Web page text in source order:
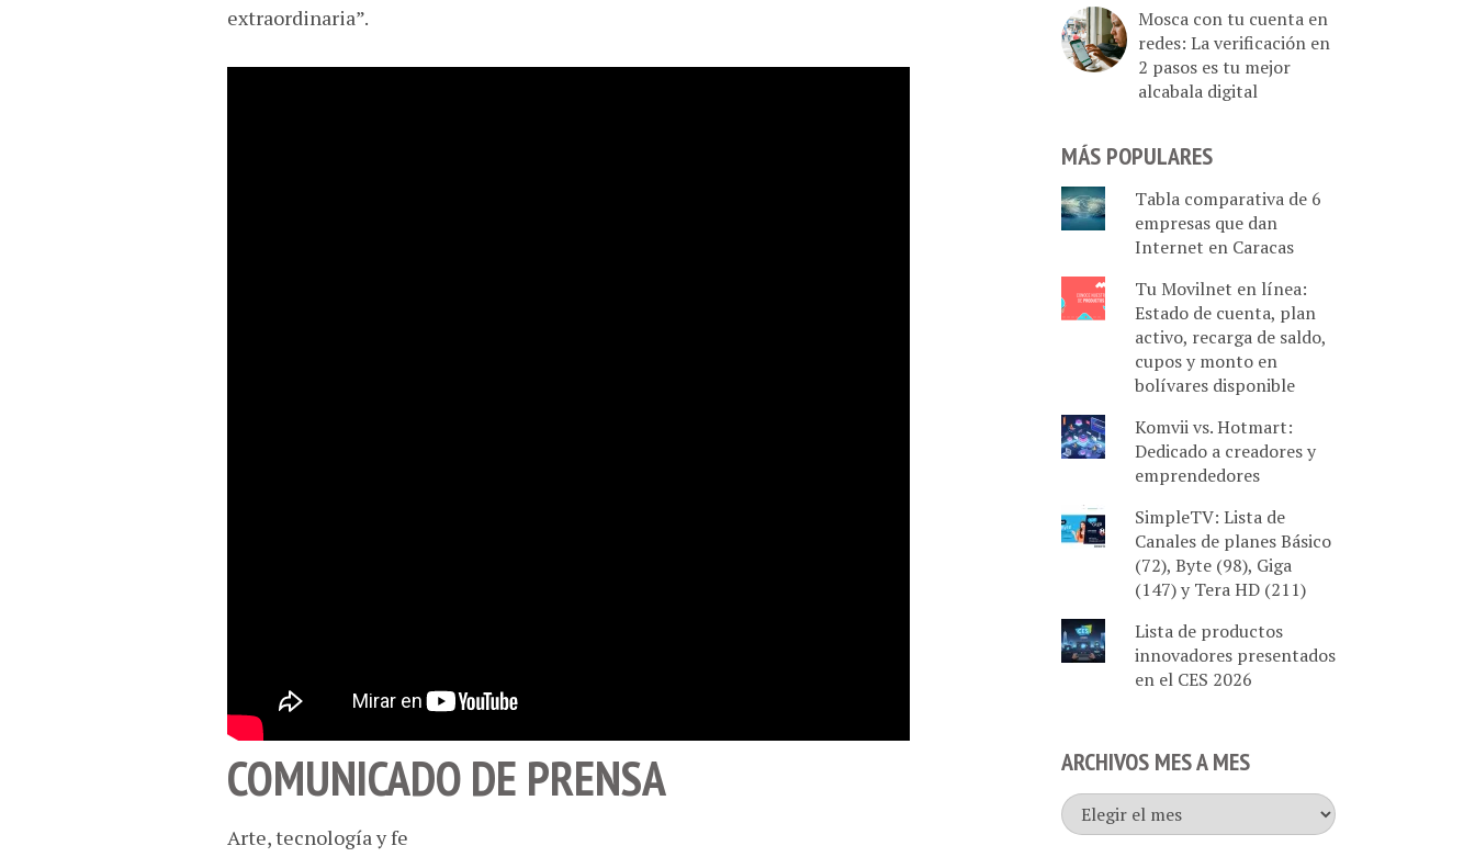
extraordinaria”.
COMUNICADO DE PRENSA
Arte, tecnología y fe
Mosca con tu cuenta en
redes: La verificación en
2 pasos es tu mejor
alcabala digital
MÁS POPULARES
Tabla comparativa de 6
empresas que dan
Internet en Caracas
Tu Movilnet en línea:
Estado de cuenta, plan
activo, recarga de saldo,
cupos y monto en
bolívares disponible
Komvii vs. Hotmart:
Dedicado a creadores y
emprendedores
SimpleTV: Lista de
Canales de planes Básico
(72), Byte (98), Giga
(147) y Tera HD (211)
Lista de productos
innovadores presentados
en el CES 2026
ARCHIVOS MES A MES
Archivos
mes